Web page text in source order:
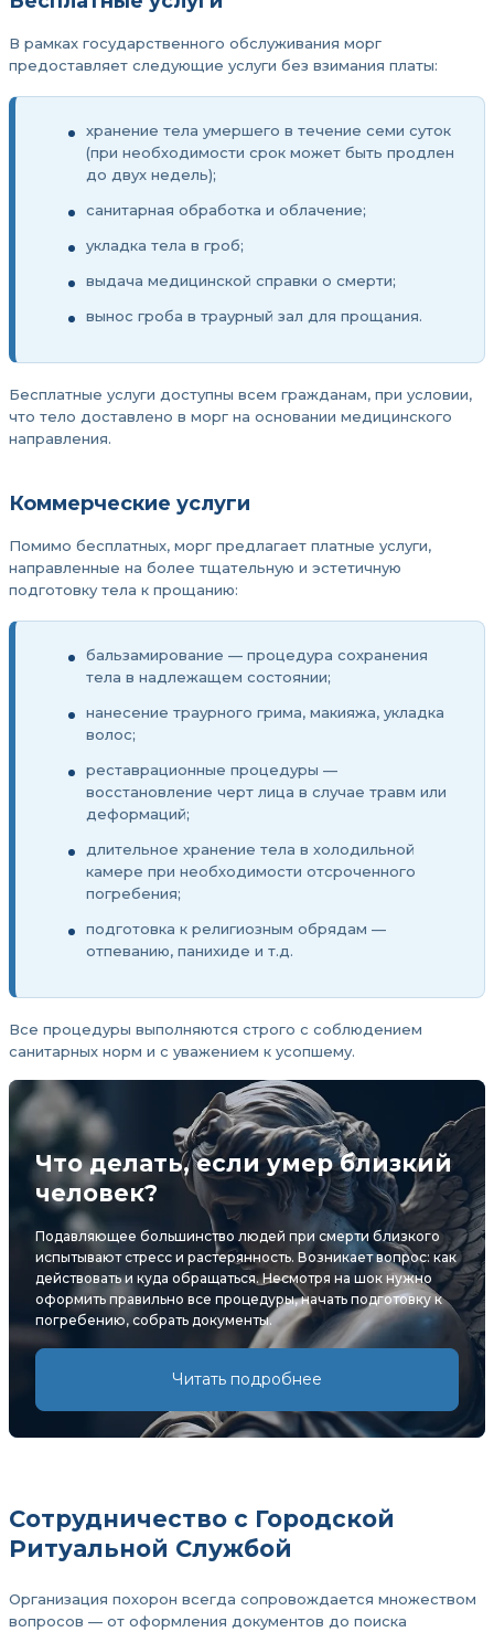
В рамках государственного обслуживания морг
предоставляет следующие услуги без взимания платы:
хранение тела умершего в течение семи суток
(при необходимости срок может быть продлен
до двух недель);
санитарная обработка и облачение;
укладка тела в гроб;
выдача медицинской справки о смерти;
вынос гроба в траурный зал для прощания.
Бесплатные услуги доступны всем гражданам, при условии,
что тело доставлено в морг на основании медицинского
направления.
Коммерческие услуги
Помимо бесплатных, морг предлагает платные услуги,
направленные на более тщательную и эстетичную
подготовку тела к прощанию:
бальзамирование — процедура сохранения
тела в надлежащем состоянии;
нанесение траурного грима, макияжа, укладка
волос;
реставрационные процедуры —
восстановление черт лица в случае травм или
деформаций;
длительное хранение тела в холодильной
камере при необходимости отсроченного
погребения;
подготовка к религиозным обрядам —
отпеванию, панихиде и т.д.
Все процедуры выполняются строго с соблюдением
санитарных норм и с уважением к усопшему.
Что делать, если умер близкий
человек?
Подавляющее большинство людей при смерти близкого
испытывают стресс и растерянность. Возникает вопрос: как
действовать и куда обращаться. Несмотря на шок нужно
оформить правильно все процедуры, начать подготовку к
погребению, собрать документы.
Читать подробнее
Сотрудничество с Городской
Ритуальной Службой
Организация похорон всегда сопровождается множеством
вопросов — от оформления документов до поиска